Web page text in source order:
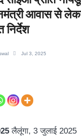
आवास से
Jul 3, 2025
लैलूंगा, 3 जुलाई 2025